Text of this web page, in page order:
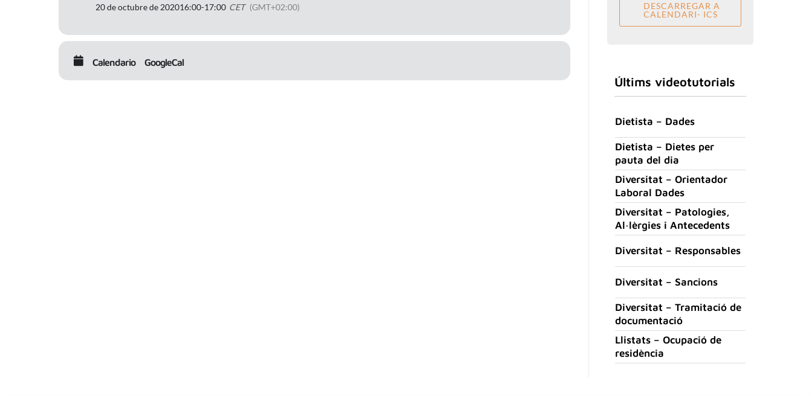
20 de octubre de 202016:00-17:00 CET (GMT+02:00)
Calendario GoogleCal
DESCARREGAR A
CALENDARI- ICS
Últims videotutorials
Dietista – Dades
Dietista – Dietes per
pauta del dia
Diversitat – Orientador
Laboral Dades
Diversitat – Patologies,
Al·lèrgies i Antecedents
Diversitat – Responsables
Diversitat – Sancions
Diversitat – Tramitació de
documentació
Llistats – Ocupació de
residència